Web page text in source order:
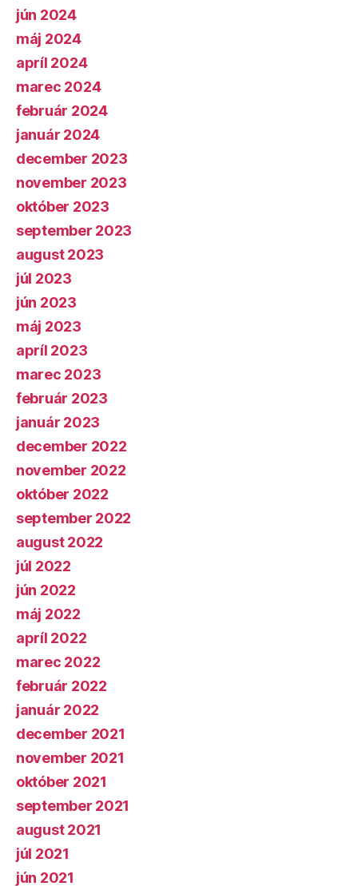
jún 2024
máj 2024
apríl 2024
marec 2024
február 2024
január 2024
december 2023
november 2023
október 2023
september 2023
august 2023
júl 2023
jún 2023
máj 2023
apríl 2023
marec 2023
február 2023
január 2023
december 2022
november 2022
október 2022
september 2022
august 2022
júl 2022
jún 2022
máj 2022
apríl 2022
marec 2022
február 2022
január 2022
december 2021
november 2021
október 2021
september 2021
august 2021
júl 2021
jún 2021